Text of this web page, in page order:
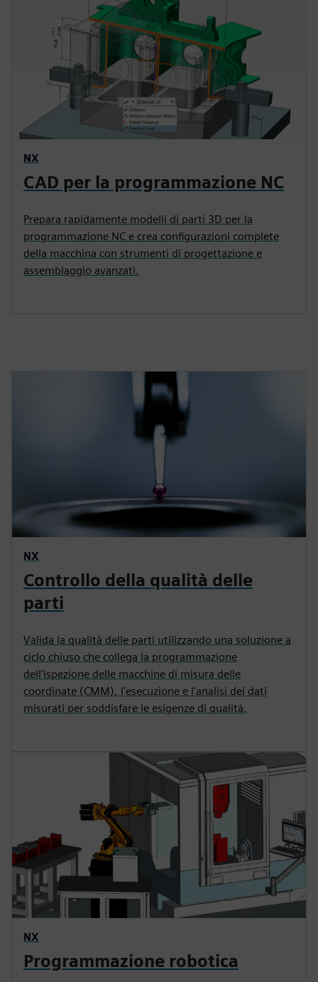
NX
CAD per la programmazione NC
Prepara rapidamente modelli di parti 3D per la
programmazione NC e crea configurazioni complete
della macchina con strumenti di progettazione e
assemblaggio avanzati.
NX
Controllo della qualità delle
parti
Valida la qualità delle parti utilizzando una soluzione a
ciclo chiuso che collega la programmazione
dell'ispezione delle macchine di misura delle
coordinate (CMM), l'esecuzione e l'analisi dei dati
misurati per soddisfare le esigenze di qualità.
NX
Programmazione robotica